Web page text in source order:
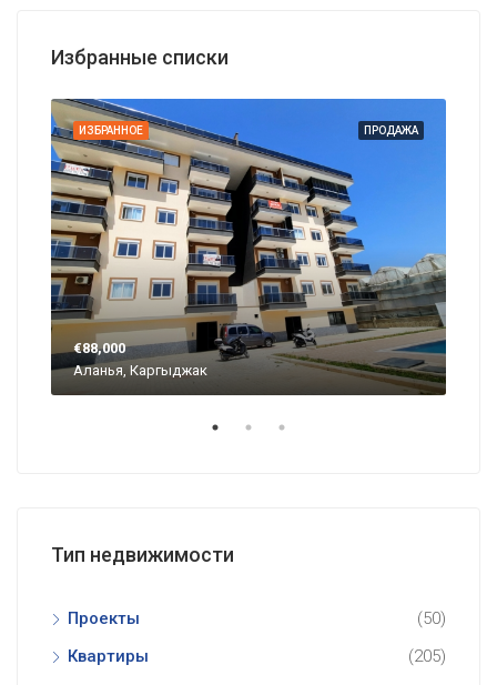
Избранные списки
ПРОДАЖА
ИЗБРАННОЕ
€88,000
Аланья, Каргыджак
Тип недвижимости
Проекты
(50)
Квартиры
(205)